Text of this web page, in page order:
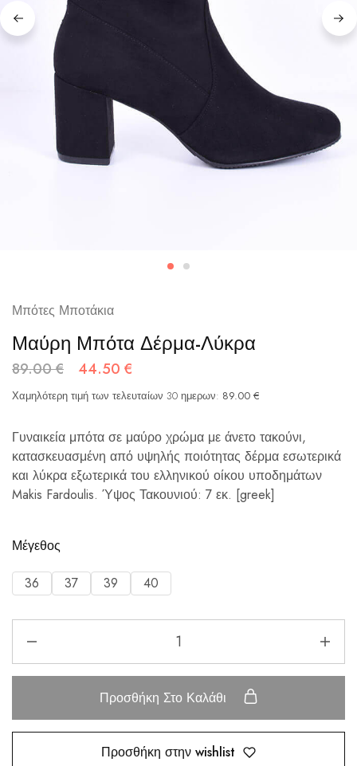
Μπότες Μποτάκια
Μαύρη Μπότα Δέρμα-Λύκρα
89.00€ 44.50 €
Χαμηλότερη τιμή των τελευταίων 30 ημερων: 89.00 €
Γυναικεία μπότα σε μαύρο χρώμα με άνετο τακούνι,
κατασκευασμένη από υψηλής ποιότητας δέρμα εσωτερικά
και λύκρα εξωτερικά του ελληνικού οίκου υποδημάτων
Makis Fardoulis. Ύψος Τακουνιού: 7 εκ. [greek]
Μέγεθος
36 37 39 40
Προσθήκη Στο Καλάθι
Προσθήκη στην wishlist